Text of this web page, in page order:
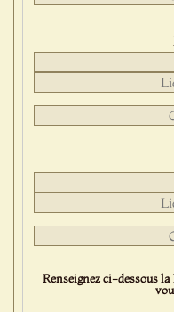
Renseignez ci-dessous la